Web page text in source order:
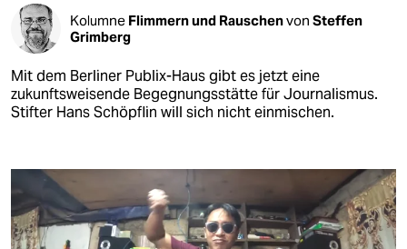
Kolumne Flimmern und Rauschenvon Steffen
Grimberg
Mit dem Berliner Publix-Haus gibt es jetzt eine
zukunftsweisende Begegnungsstätte für Journalismus.
Stifter Hans Schöpflin will sich nicht einmischen.